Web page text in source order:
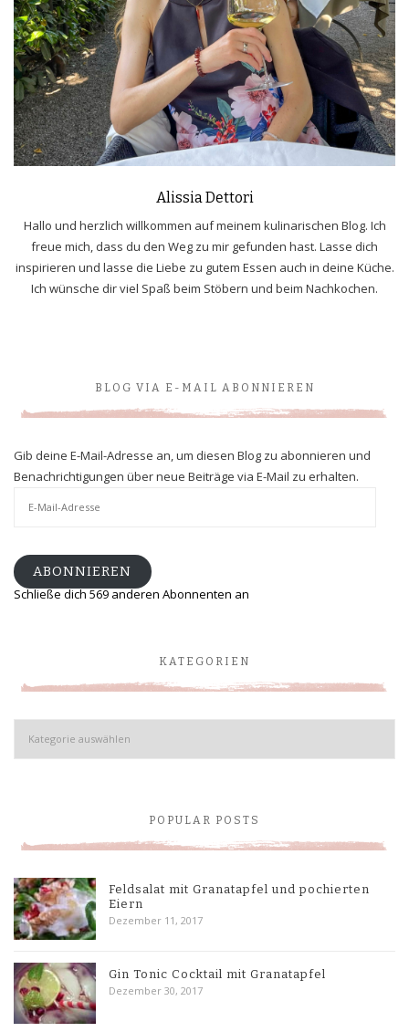
Alissia Dettori
Hallo und herzlich willkommen auf meinem kulinarischen Blog. Ich
freue mich, dass du den Weg zu mir gefunden hast. Lasse dich
inspirieren und lasse die Liebe zu gutem Essen auch in deine Küche.
Ich wünsche dir viel Spaß beim Stöbern und beim Nachkochen.
BLOG VIA E-MAIL ABONNIEREN
Gib deine E-Mail-Adresse an, um diesen Blog zu abonnieren und
Benachrichtigungen über neue Beiträge via E-Mail zu erhalten.
ABONNIEREN
Schließe dich 569 anderen Abonnenten an
KATEGORIEN
Kategorien
POPULAR POSTS
Feldsalat mit Granatapfel und pochierten
Eiern
Dezember 11, 2017
Gin Tonic Cocktail mit Granatapfel
Dezember 30, 2017